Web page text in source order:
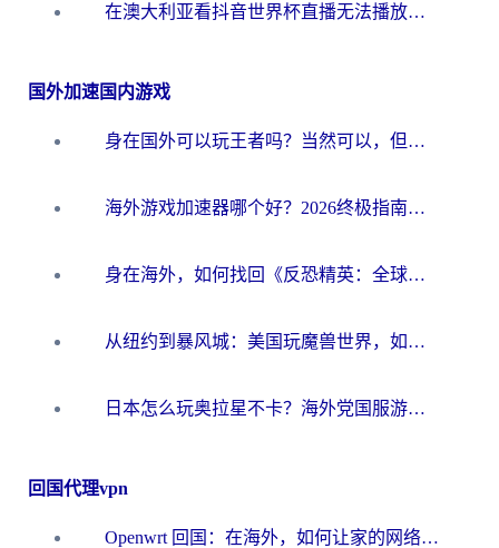
在澳大利亚看抖音世界杯直播无法播放？海外党体育观赛终极指南来了！
国外加速国内游戏
身在国外可以玩王者吗？当然可以，但你需要这份“加速”指南
海外游戏加速器哪个好？2026终极指南帮你畅玩国服+解决卡顿难题
身在海外，如何找回《反恐精英：全球攻势》国服的丝滑手感？一份给你的终极指南
从纽约到暴风城：美国玩魔兽世界，如何找到你的最佳网络航线
日本怎么玩奥拉星不卡？海外党国服游戏加速器选择全攻略
回国代理vpn
Openwrt 回国：在海外，如何让家的网络触手可及